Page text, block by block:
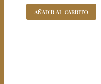
AÑADIR AL CARRITO